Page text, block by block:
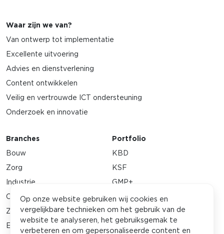
Waar zijn we van?
Van ontwerp tot implementatie
Excellente uitvoering
Advies en dienstverlening
Content ontwikkelen
Veilig en vertrouwde ICT ondersteuning
Onderzoek en innovatie
Branches
Bouw
Zorg
Industrie
Orde & veiligheid
Zakelijke dienstverlening
Energie
Portfolio
KBD
KSF
GMP+
Stichting ExTH
SSVV
EMWO
Op onze website gebruiken wij cookies en
vergelijkbare technieken om het gebruik van de
website te analyseren, het gebruiksgemak te
verbeteren en om gepersonaliseerde content en